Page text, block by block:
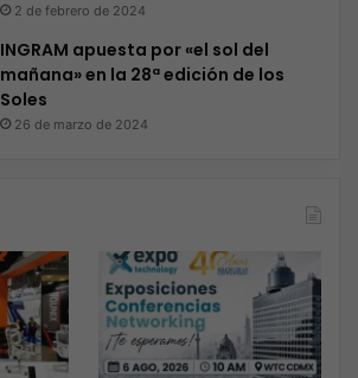
2 de febrero de 2024
INGRAM apuesta por «el sol del
mañana» en la 28ª edición de los
Soles
26 de marzo de 2024